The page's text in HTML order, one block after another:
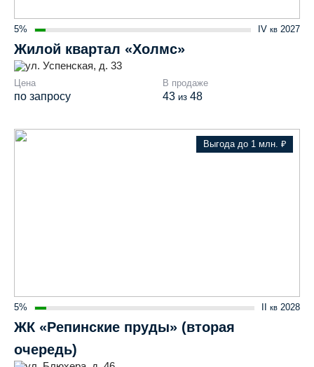
5% IV кв 2027
Жилой квартал «Холмс»
ул. Успенская, д. 33
Цена
по запросу
В продаже
43 из 48
Выгода до 1 млн. ₽
5% II кв 2028
ЖК «Репинские пруды» (вторая
очередь)